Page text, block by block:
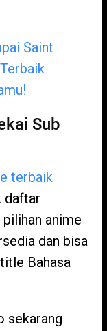
Saint
Sub
terbaik
daftar
anime
dan bisa
Bahasa
sekarang